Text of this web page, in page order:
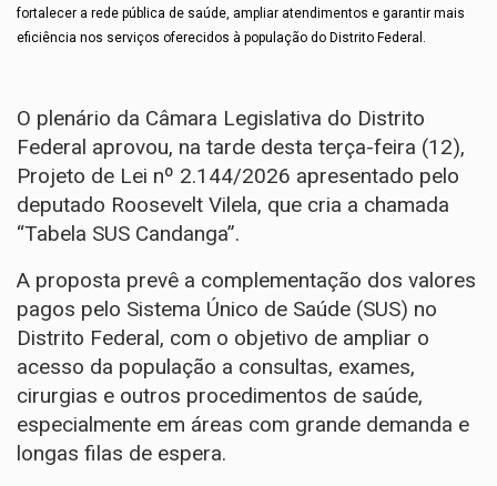
fortalecer a rede pública de saúde, ampliar atendimentos e garantir mais
eficiência nos serviços oferecidos à população do Distrito Federal.
O plenário da Câmara Legislativa do Distrito
Federal aprovou, na tarde desta terça-feira (12),
Projeto de Lei nº 2.144/2026 apresentado pelo
deputado Roosevelt Vilela, que cria a chamada
“Tabela SUS Candanga”.
A proposta prevê a complementação dos valores
pagos pelo Sistema Único de Saúde (SUS) no
Distrito Federal, com o objetivo de ampliar o
acesso da população a consultas, exames,
cirurgias e outros procedimentos de saúde,
especialmente em áreas com grande demanda e
longas filas de espera.